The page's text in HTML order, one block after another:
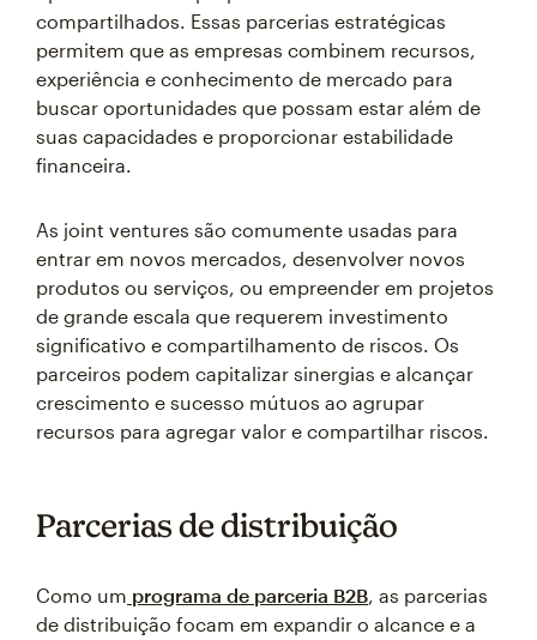
compartilhados. Essas parcerias estratégicas
permitem que as empresas combinem recursos,
experiência e conhecimento de mercado para
buscar oportunidades que possam estar além de
suas capacidades e proporcionar estabilidade
financeira.
As joint ventures são comumente usadas para
entrar em novos mercados, desenvolver novos
produtos ou serviços, ou empreender em projetos
de grande escala que requerem investimento
significativo e compartilhamento de riscos. Os
parceiros podem capitalizar sinergias e alcançar
crescimento e sucesso mútuos ao agrupar
recursos para agregar valor e compartilhar riscos.
Parcerias de distribuição
Como um programa de parceria B2B, as parcerias
de distribuição focam em expandir o alcance e a